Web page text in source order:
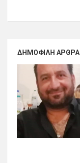
ΔΗΜΟΦΙΛΉ ΆΡΘΡΑ